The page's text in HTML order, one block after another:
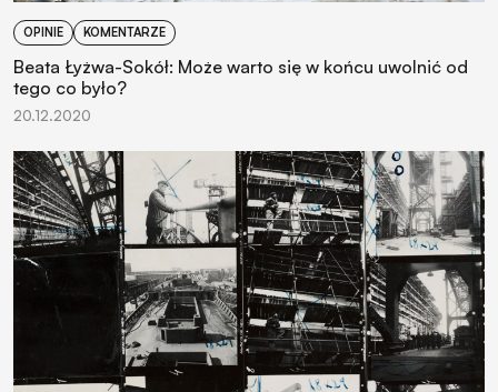
OPINIE KOMENTARZE
Beata Łyżwa-Sokół: Może warto się w końcu uwolnić od
tego co było?
20.12.2020